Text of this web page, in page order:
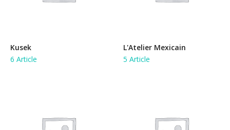
Kusek
6 Article
L'Atelier Mexicain
5 Article